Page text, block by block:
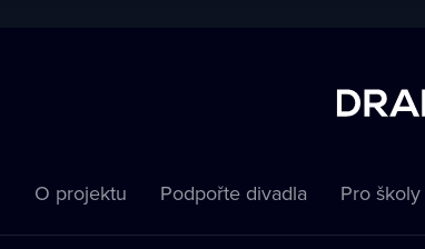
O projektu Podpořte divadla Pro školy